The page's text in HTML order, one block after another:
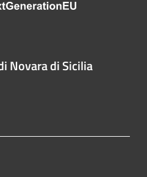
Novara di Sicilia